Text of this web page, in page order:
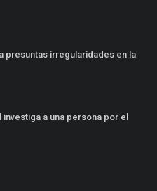
presuntas irregularidades en la
investiga a una persona por el